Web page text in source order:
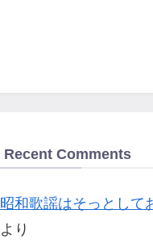
Recent Comments
昭和歌謡はそっとして
より